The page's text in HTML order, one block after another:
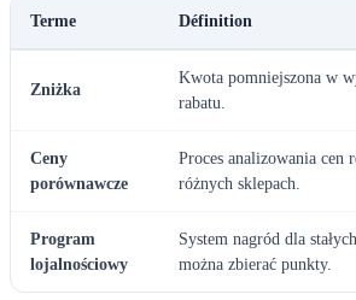
Terme Définition
Zniżka
Kwota pomniejszona w
rabatu.
Ceny
porównawcze
Proces analizowania cen
różnych sklepach.
Program
lojalnościowy
System nagród dla
można zbierać punkty.